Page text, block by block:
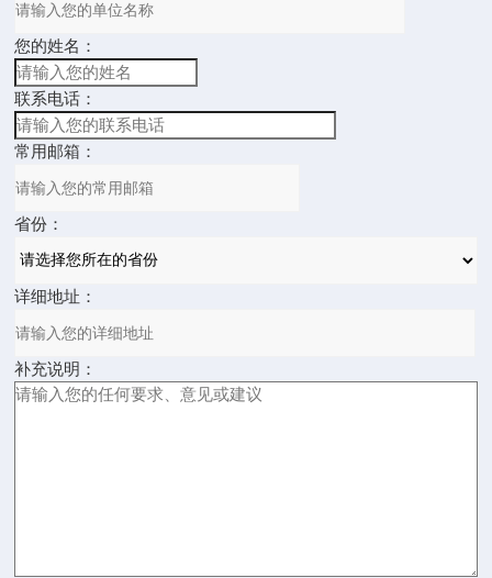
您的姓名：
联系电话：
常用邮箱：
省份：
详细地址：
补充说明：